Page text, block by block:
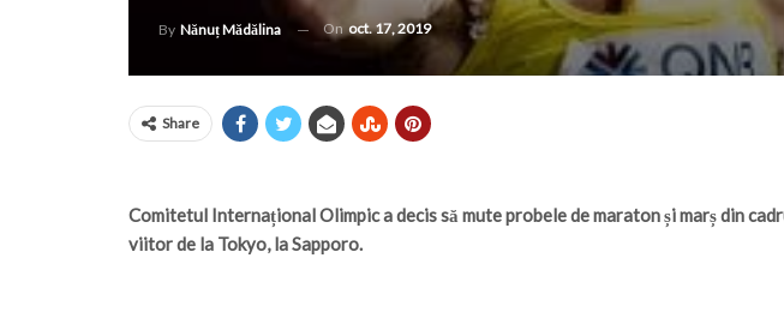
By Nănuț Mădălina On oct. 17, 2019
Share
Comitetul Internațional Olimpic a decis să mute probele de maraton și marș din
viitor de la Tokyo, la Sapporo.